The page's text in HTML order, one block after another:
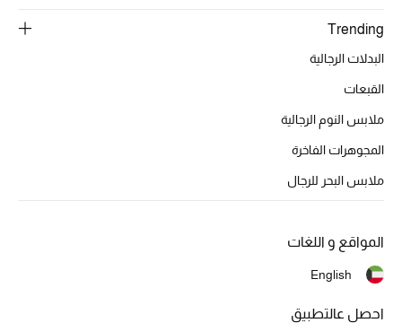
حصريًا عبر الإنترنت
تشكيلة المناسبات للنساء
الحب للمحلي
تشكيلة الأعراس
Trending
البدلات الرجالية
القبعات
ملابس النوم الرجالية
المجوهرات الفاخرة
ملابس البحر للرجال
المواقع و اللغات
English
احصل عالتطبيق